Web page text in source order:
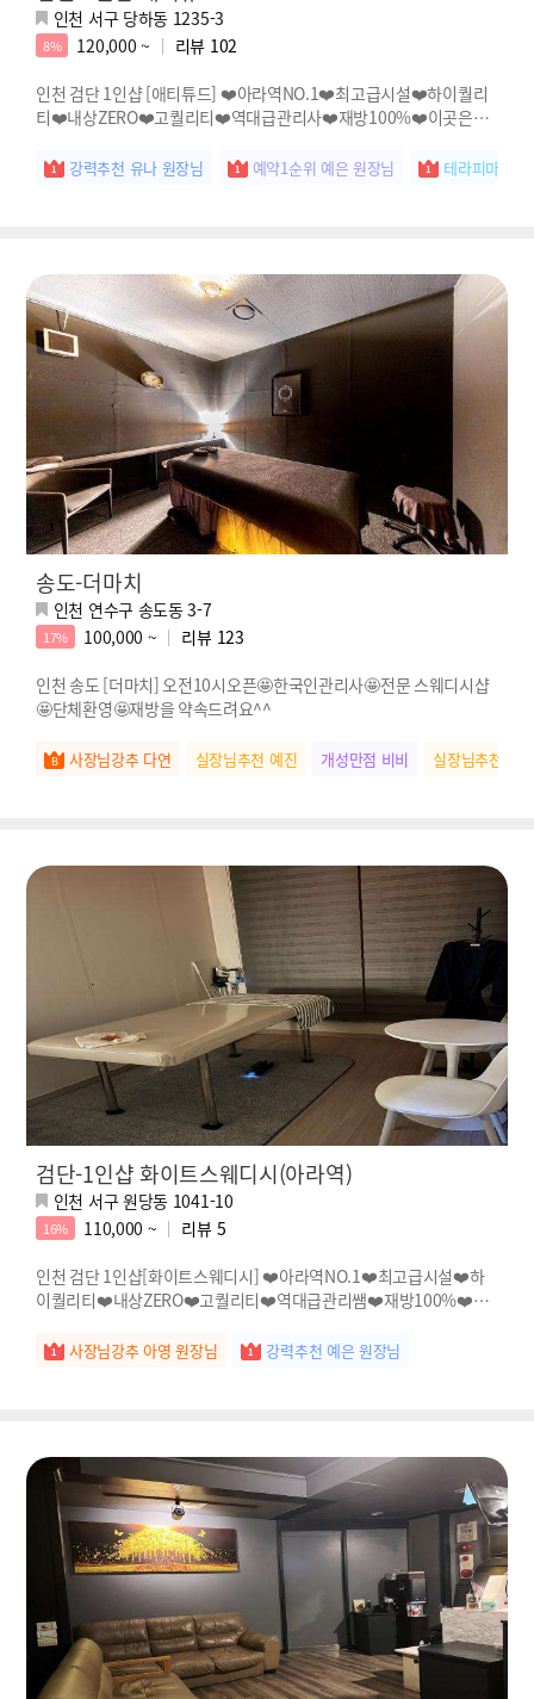
인천 서구 당하동 1235-3
8% 120,000 ~ 리뷰 102
인천 검단 1인샵 [애티튜드] ❤️아라역NO.1❤️최고급시설❤️하이퀄리
티❤️내상ZERO❤️고퀄리티❤️역대급관리사❤️재방100%❤️이곳은천
강력추천 유나 원장님 예약1순위 예은 원장님 테라피마스터
송도-더마치
인천 연수구 송도동 3-7
17% 100,000 ~ 리뷰 123
인천 송도 [더마치] 오전10시오픈🤩한국인관리사🤩전문 스웨디시샵
🤩단체환영🤩재방을 약속드려요^^
사장님강추 다연 실장님추천 예진 개성만점 비비 실장님추천 예은
검단-1인샵 화이트스웨디시(아라역)
인천 서구 원당동 1041-10
16% 110,000 ~ 리뷰 5
인천 검단 1인샵[화이트스웨디시] ❤️아라역NO.1❤️최고급시설❤️하
이퀄리티❤️내상ZERO❤️고퀄리티❤️역대급관리쌤❤️재방100%❤️이
사장님강추 아영 원장님 강력추천 예은 원장님